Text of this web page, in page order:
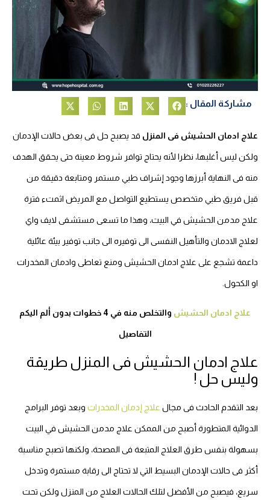
مشاركة المقال :
علاج ادمان الحشيش فى المنزل قد يصبح حل فى بعض حالات الإدمان
ولكن ليس أغلبها، نظرا لأنه يحتاج توافر شروط معينة حتى يحقق الهدف
منه فى النهاية أبرزها وجود إشراف طبي مستمر ومتابعة دقيقة من
قبل فريق طبي متخصص يستطيع التواصل مع المريض اثمتء فترة
علاج مدمن الحشيش في البيت، وهذا ما تسعى مستشفى لايف واي
لعلاج الادمان والتأهيل النفسى الى توفيره الى جانب توفير بيئة عائلية
داعمة تشجع على علاج ادمان الحشيش ومنع تعاطى وادمان المخدرات
او الكحول.
علاج ادمان الحشيش والتخلص منه في 4 خطوات بدون ألم اليكم
التفاصيل
علاج ادمان الحشيش فى المنزل طريقة
وليس حل !
بعد التقدم الحادث فى مجال علاج إدمان المخدرات وبعد توفر البرامج
الدوائية المتطورة أصبح من الممكن علاج مدمن الحشيش في البيت
بسهولة بنفس طرق العلاج المتبعة فى المصحة، ولكنها تصبح مناسبة
أكثر فى حالات الإدمان البسيط التي لا تحتاج الى رقابة مستمرة وتدخل
سريع، فيصبح من الأفضل لتلك الحالات العلاج من المنزل ولكن تحت